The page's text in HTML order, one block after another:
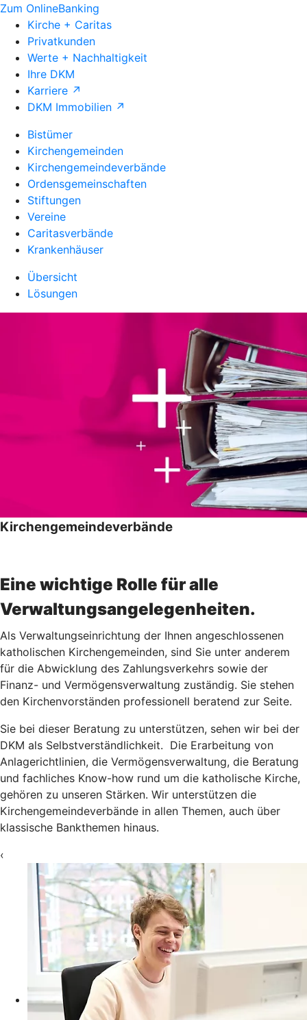
Zum OnlineBanking
Kirche + Caritas
Privatkunden
Werte + Nachhaltigkeit
Ihre DKM
Karriere ↗
DKM Immobilien ↗
Bistümer
Kirchengemeinden
Kirchengemeindeverbände
Ordensgemeinschaften
Stiftungen
Vereine
Caritasverbände
Krankenhäuser
Übersicht
Lösungen
Kirchengemeindeverbände
Eine wichtige Rolle für alle
Verwaltungsangelegenheiten.
Als Verwaltungseinrichtung der Ihnen angeschlossenen
katholischen Kirchengemeinden, sind Sie unter anderem
für die Abwicklung des Zahlungsverkehrs sowie der
Finanz- und Vermögensverwaltung zuständig. Sie stehen
den Kirchenvorständen professionell beratend zur Seite.
Sie bei dieser Beratung zu unterstützen, sehen wir bei der
DKM als Selbstverständlichkeit. Die Erarbeitung von
Anlagerichtlinien, die Vermögensverwaltung, die Beratung
und fachliches Know-how rund um die katholische Kirche,
gehören zu unseren Stärken. Wir unterstützen die
Kirchengemeindeverbände in allen Themen, auch über
klassische Bankthemen hinaus.
‹